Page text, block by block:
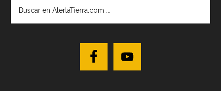
AlertaTierra.com